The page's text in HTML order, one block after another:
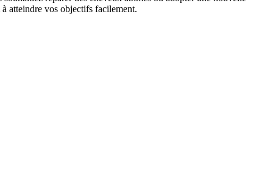
atteindre vos objectifs facilement.